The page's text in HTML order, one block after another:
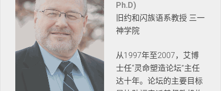
Ph.D)
旧约和闪族语系教授 三一
神学院
从1997年至2007，艾博
士任“灵命塑造论坛”主任
达十年。论坛的主要目标